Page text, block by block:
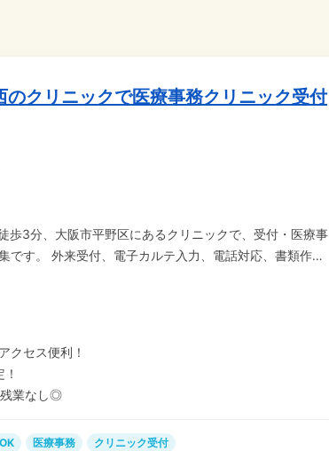
クリニックで医療事務クリニック受付
歩3分、大阪市平野区にあるクリニックで、受付・医療事
対応、書類作成
年12月までの期間限定の派遣求人です。 平日のみ・週
クセス便利！
業なし◎
医療事務 クリニック受付